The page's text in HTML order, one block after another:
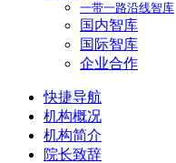
一带一路沿线智库
国内智库
国际智库
企业合作
快捷导航
机构概况
机构简介
院长致辞